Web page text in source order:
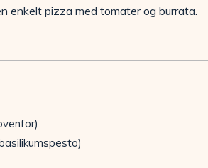
enkelt pizza med tomater og burrata.